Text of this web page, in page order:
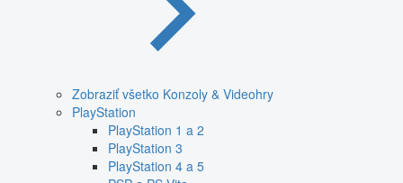
Zobraziť všetko Konzoly & Videohry
PlayStation
PlayStation 1 a 2
PlayStation 3
PlayStation 4 a 5